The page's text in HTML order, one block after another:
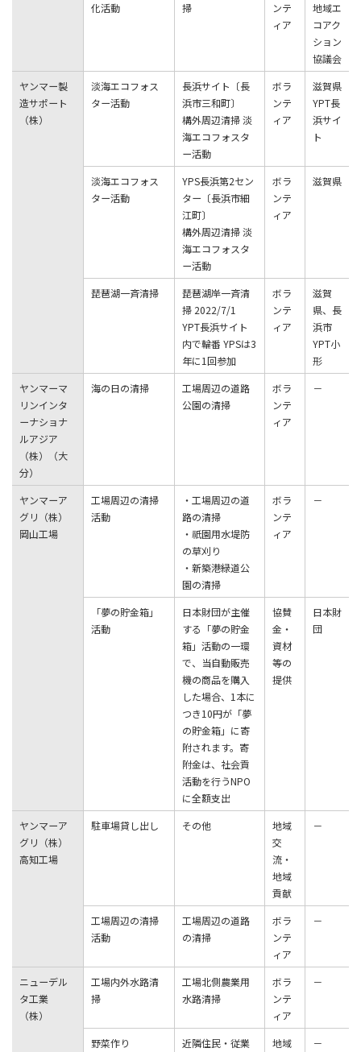
化活動
掃
ンテ
ィア
地域エ
コアク
ション
協議会
ヤンマー製
造サポート
（株）
淡海エコフォス
ター活動
長浜サイト〔長
浜市三和町〕
構外周辺清掃 淡
海エコフォスタ
ー活動
ボラ
ンテ
ィア
滋賀県
YPT長
浜サイ
ト
淡海エコフォス
ター活動
YPS長浜第2セン
ター〔長浜市細
江町〕
構外周辺清掃 淡
海エコフォスタ
ー活動
ボラ
ンテ
ィア
滋賀県
琵琶湖一斉清掃
琵琶湖岸一斉清
掃 2022/7/1
YPT長浜サイト
内で輪番 YPSは3
年に1回参加
ボラ
ンテ
ィア
滋賀
県、長
浜市
YPT小
形
ヤンマーマ
リンインタ
ーナショナ
ルアジア
（株）（⼤
分）
海の⽇の清掃
⼯場周辺の道路
公園の清掃
ボラ
ンテ
ィア
－
ヤンマーア
グリ（株）
岡⼭⼯場
⼯場周辺の清掃
活動
・⼯場周辺の道
路の清掃
・祇園⽤⽔堤防
の草刈り
・新築港緑道公
園の清掃
ボラ
ンテ
ィア
－
「夢の貯⾦箱」
活動
⽇本財団が主催
する「夢の貯⾦
箱」活動の⼀環
で、当⾃動販売
機の商品を購⼊
した場合、1本に
つき10円が「夢
の貯⾦箱」に寄
附されます。寄
附⾦は、社会貢
活動を⾏うNPO
に全額⽀出
協賛
⾦・
資材
等の
提供
⽇本財
団
ヤンマーア
グリ（株）
⾼知⼯場
駐⾞場貸し出し その他
地域
交
流・
地域
貢献
－
⼯場周辺の清掃
活動
⼯場周辺の道路
の清掃
ボラ
ンテ
ィア
－
ニューデル
タ⼯業
（株）
⼯場内外⽔路清
掃
⼯場北側農業⽤
⽔路清掃
ボラ
ンテ
ィア
－
野菜作り
近隣住⺠・従業
地域
－